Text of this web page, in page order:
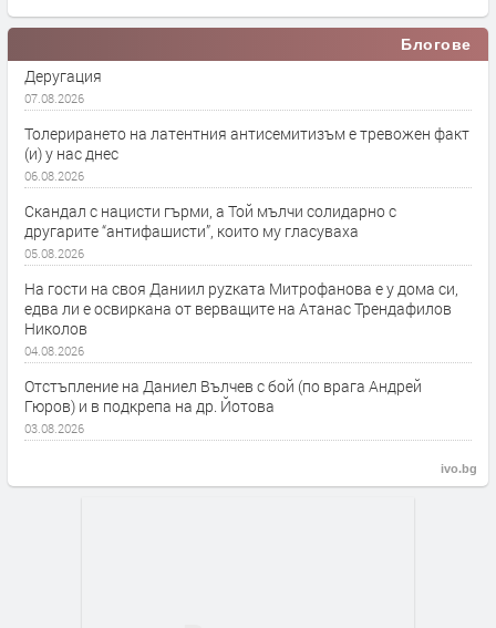
Блогове
Деругация
07.08.2026
Толерирането на латентния антисемитизъм е тревожен факт
(и) у нас днес
06.08.2026
Скандал с нацисти гърми, а Той мълчи солидарно с
другарите “антифашисти”, които му гласуваха
05.08.2026
На гости на своя Даниил руzката Митрофанова е у дома си,
едва ли е освиркана от верващите на Атанас Трендафилов
Николов
04.08.2026
Отстъпление на Даниел Вълчев с бой (по врага Андрей
Гюров) и в подкрепа на др. Йотова
03.08.2026
ivo.bg